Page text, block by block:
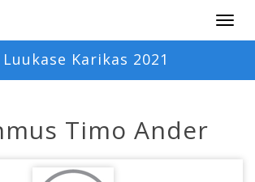
Karikas 2021
Timo Ander